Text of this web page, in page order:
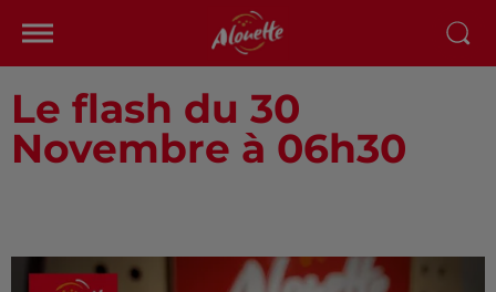
Le flash du 30
Novembre à 06h30